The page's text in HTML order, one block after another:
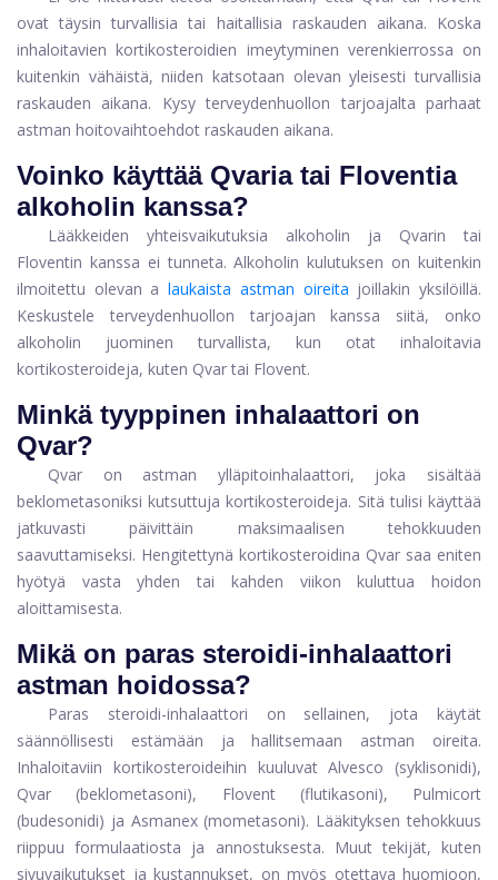
ovat täysin turvallisia tai haitallisia raskauden aikana. Koska
inhaloitavien kortikosteroidien imeytyminen verenkierrossa on
kuitenkin vähäistä, niiden katsotaan olevan yleisesti turvallisia
raskauden aikana. Kysy terveydenhuollon tarjoajalta parhaat
astman hoitovaihtoehdot raskauden aikana.
Voinko käyttää Qvaria tai Floventia
alkoholin kanssa?
Lääkkeiden yhteisvaikutuksia alkoholin ja Qvarin tai
Floventin kanssa ei tunneta. Alkoholin kulutuksen on kuitenkin
ilmoitettu olevan alaukaista astman oireita joillakin yksilöillä.
Keskustele terveydenhuollon tarjoajan kanssa siitä, onko
alkoholin juominen turvallista, kun otat inhaloitavia
kortikosteroideja, kuten Qvar tai Flovent.
Minkä tyyppinen inhalaattori on
Qvar?
Qvar on astman ylläpitoinhalaattori, joka sisältää
beklometasoniksi kutsuttuja kortikosteroideja. Sitä tulisi käyttää
jatkuvasti päivittäin maksimaalisen tehokkuuden
saavuttamiseksi. Hengitettynä kortikosteroidina Qvar saa eniten
hyötyä vasta yhden tai kahden viikon kuluttua hoidon
aloittamisesta.
Mikä on paras steroidi-inhalaattori
astman hoidossa?
Paras steroidi-inhalaattori on sellainen, jota käytät
säännöllisesti estämään ja hallitsemaan astman oireita.
Inhaloitaviin kortikosteroideihin kuuluvat Alvesco (syklisonidi),
Qvar (beklometasoni), Flovent (flutikasoni), Pulmicort
(budesonidi) ja Asmanex (mometasoni). Lääkityksen tehokkuus
riippuu formulaatiosta ja annostuksesta. Muut tekijät, kuten
sivuvaikutukset ja kustannukset, on myös otettava huomioon,